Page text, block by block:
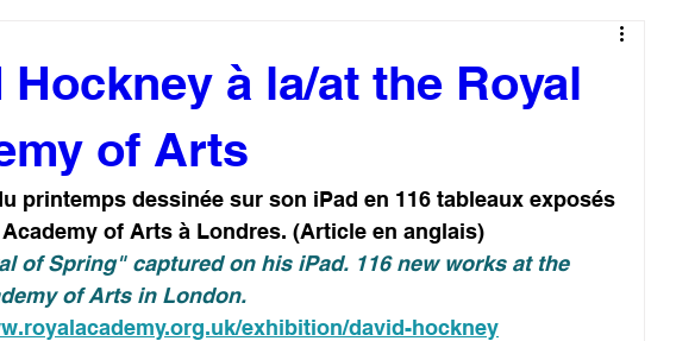
Hockney à la/at the Royal
of Arts
printemps dessinée sur son iPad en 116 tableaux exposés
of Arts à Londres. (Article en anglais)
of Spring" captured on his iPad. 116 new works at the
of Arts in London.
exhibition/david-hockney